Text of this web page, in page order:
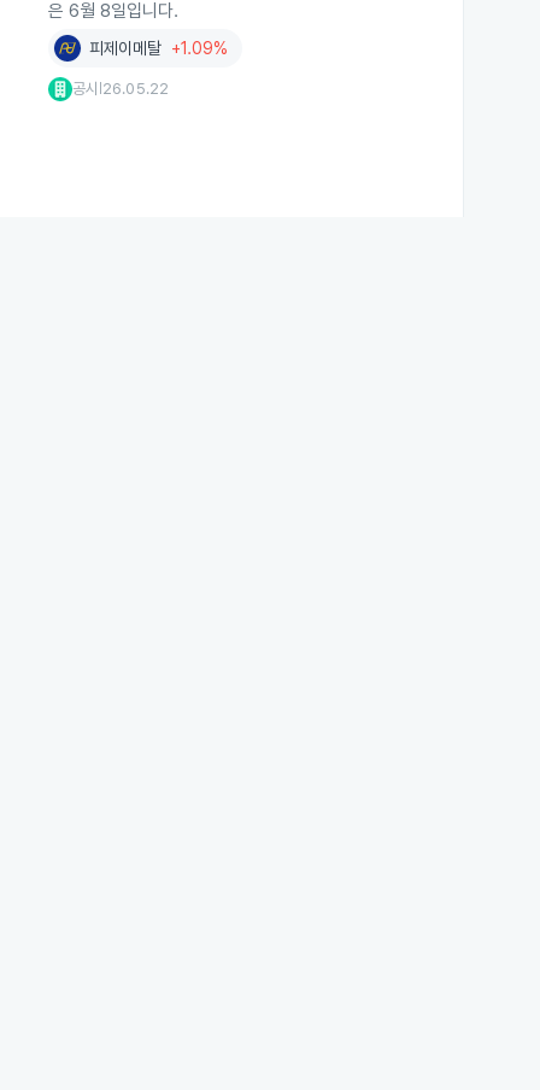
은 6월 8일입니다.
피제이메탈 +1.09%
공시 26.05.22